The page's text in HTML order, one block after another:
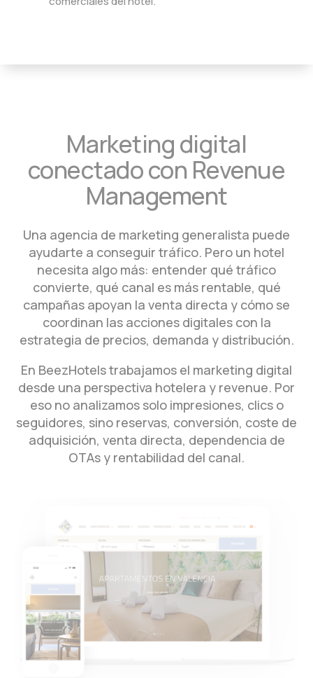
Marketing digital
conectado con Revenue
Management
Una agencia de marketing generalista puede
ayudarte a conseguir tráfico. Pero un hotel
necesita algo más: entender qué tráfico
convierte, qué canal es más rentable, qué
campañas apoyan la venta directa y cómo se
coordinan las acciones digitales con la
estrategia de precios, demanda y distribución.
En BeezHotels trabajamos el marketing digital
desde una perspectiva hotelera y revenue. Por
eso no analizamos solo impresiones, clics o
seguidores, sino reservas, conversión, coste de
adquisición, venta directa, dependencia de
OTAs y rentabilidad del canal.